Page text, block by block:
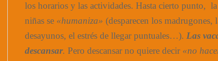
los horarios y las actividades. Hasta cierto punto,
niñas se «humaniza» (desparecen los madrugones,
desayunos, el estrés de llegar puntuales…). Las
descansar. Pero descansar no quiere decir «no